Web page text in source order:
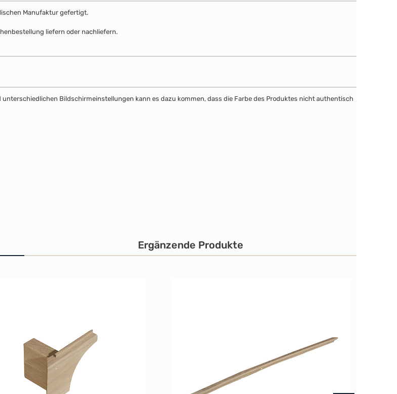
Manufaktur gefertigt.
liefern oder nachliefern.
Bildschirmeinstellungen kann es dazu kommen, dass die Farbe des Produktes nicht authentisch
Ergänzende Produkte